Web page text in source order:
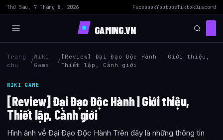
Thứ Sáu, 7 Tháng 8, 2026 FacebookYoutubeTiktokDiscord
GAMING.VN
Trang
chu
/
Wiki
Game
/
[Review] Đại Đạo Độc Hành | Giới thiệu,
Thiết lập, Cảnh giới
WIKI GAME
[Review] Đại Đạo Độc Hành | Giới thiệu,
Thiết lập, Cảnh giới
Hình ảnh về Đại Đạo Độc Hành Trên đây là những thông tin